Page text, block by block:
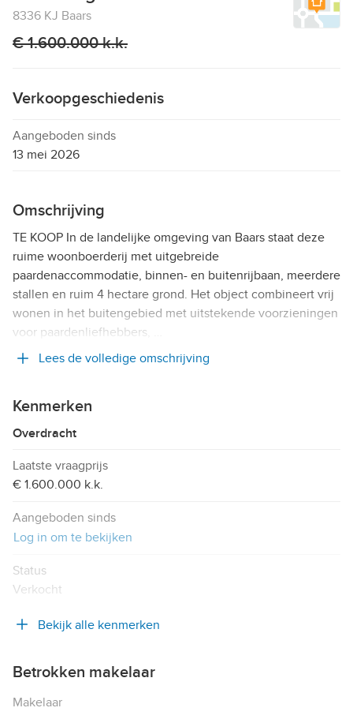
8336 KJ Baars
€ 1.600.000 k.k.
Verkoopgeschiedenis
Aangeboden sinds
13 mei 2026
Omschrijving
TE KOOP In de landelijke omgeving van Baars staat deze
ruime woonboerderij met uitgebreide
paardenaccommodatie, binnen- en buitenrijbaan, meerdere
stallen en ruim 4 hectare grond. Het object combineert vrij
wonen in het buitengebied met uitstekende voorzieningen
voor paardenliefhebbers, …
Lees de volledige omschrijving
Kenmerken
Overdracht
Laatste vraagprijs
€ 1.600.000 k.k.
Aangeboden sinds
Log in om te bekijken
Status
Verkocht
Bekijk alle kenmerken
Betrokken makelaar
Makelaar